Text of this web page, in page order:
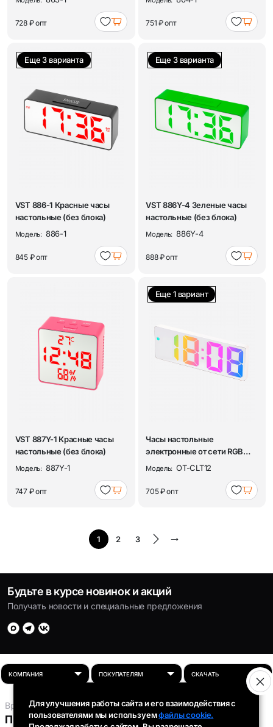
728 ₽опт 751 ₽опт
Еще 3 варианта
VST 886-1 Красные часы
настольные (без блока)
Модель: 886-1
845 ₽опт
Еще 3 варианта
VST 886Y-4 Зеленые часы
настольные (без блока)
Модель: 886Y-4
888 ₽опт
VST 887Y-1 Красные часы
настольные (без блока)
Модель: 887Y-1
747 ₽опт
Еще 1 вариант
Часы настольные
электронные от сети RGB
Орбита OT-CLT12 Белы...
Модель: OT-CLT12
705 ₽опт
1 2 3
Будьте в курсе новинок и акций
Получать новости и специальные предложения
Время работы:
Пн-Пт: 8:00 - 16:30
Для улучшения работы сайта и его взаимодействия с
пользователями мы используемфайлы cookie.